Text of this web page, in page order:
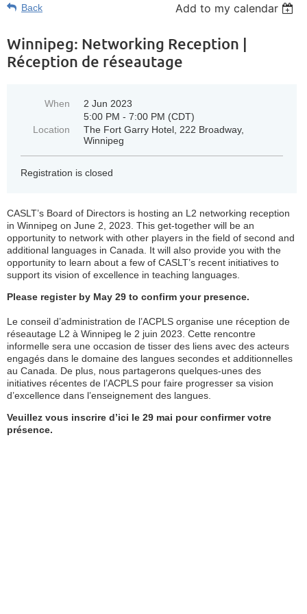
Back Add to my calendar
Winnipeg: Networking Reception |
Réception de réseautage
When
2 Jun 2023
5:00 PM - 7:00 PM (CDT)
Location
The Fort Garry Hotel, 222 Broadway,
Winnipeg
Registration is closed
CASLT’s Board of Directors is hosting an L2 networking reception
in Winnipeg on June 2, 2023. This get-together will be an
opportunity to network with other players in the field of second and
additional languages in Canada. It will also provide you with the
opportunity to learn about a few of CASLT’s recent initiatives to
support its vision of excellence in teaching languages.
Please register by May 29 to confirm your presence.
Le conseil d’administration de l’ACPLS organise une réception de
réseautage L2 à Winnipeg le 2 juin 2023. Cette rencontre
informelle sera une occasion de tisser des liens avec des acteurs
engagés dans le domaine des langues secondes et additionnelles
au Canada. De plus, nous partagerons quelques-unes des
initiatives récentes de l’ACPLS pour faire progresser sa vision
d’excellence dans l’enseignement des langues.
Veuillez vous inscrire d’ici le 29 mai pour confirmer votre
présence.